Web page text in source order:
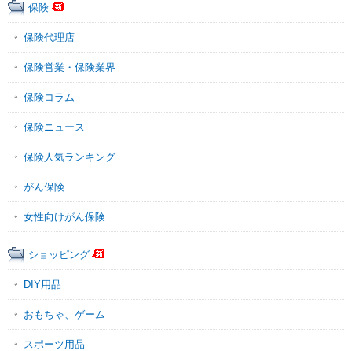
保険
保険代理店
保険営業・保険業界
保険コラム
保険ニュース
保険人気ランキング
がん保険
女性向けがん保険
ショッピング
DIY用品
おもちゃ、ゲーム
スポーツ用品